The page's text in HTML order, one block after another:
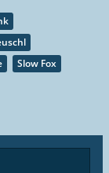
Slow Fox